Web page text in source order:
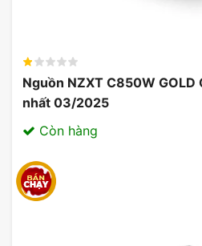
Nguồn NZXT C850W GOLD
nhất 03/2025
Còn hàng